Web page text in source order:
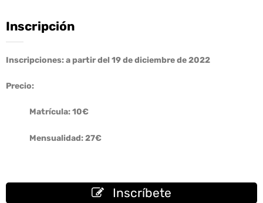
Inscripción
Inscripciones: a partir del 19 de diciembre de 2022
Precio:
Matrícula: 10€
Mensualidad: 27€
Inscríbete